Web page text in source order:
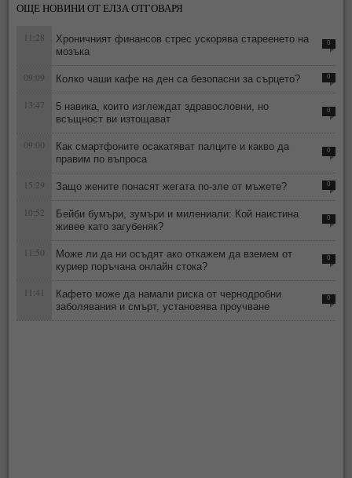
ОЩЕ НОВИНИ ОТ ЕЛЗА ОТГОВАРЯ
11:28
Хроничният финансов стрес ускорява стареенето на
мозъка
0
09:09 Колко чаши кафе на ден са безопасни за сърцето? 0
13:47
5 навика, които изглеждат здравословни, но
всъщност ви изтощават
0
09:00
Как смартфоните осакатяват палците и какво да
правим по въпроса
0
15:29 Защо жените понасят жегата по-зле от мъжете? 0
10:52
Бейби бумъри, зумъри и милениали: Кой наистина
живее като загубеняк?
0
11:50
Може ли да ни осъдят ако откажем да вземем от
куриер поръчана онлайн стока?
0
11:41
Кафето може да намали риска от чернодробни
заболявания и смърт, установява проучване
0